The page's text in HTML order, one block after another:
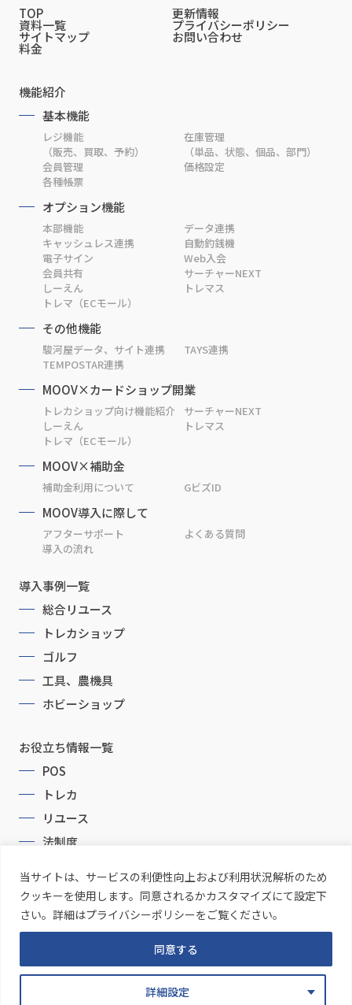
当サイトは、サービスの利便性向上および利用状況解析のため
クッキーを使用します。同意されるかカスタマイズにて設定下
さい。詳細はプライバシーポリシーをご覧ください。
詳細設定
同意する
TOP 更新情報
資料一覧 プライバシーポリシー
サイトマップ お問い合わせ
料金
機能紹介
基本機能
レジ機能
（販売、買取、予約）
在庫管理
（単品、状態、個品、部門）
会員管理
価格設定
各種帳票
オプション機能
本部機能
データ連携
キャッシュレス連携
自動釣銭機
電子サイン
Web入会
会員共有
サーチャーNEXT
しーえん
トレマス
トレマ（ECモール）
その他機能
駿河屋データ、サイト連携
TAYS連携
TEMPOSTAR連携
MOOV×カードショップ開業
トレカショップ向け機能紹介
サーチャーNEXT
しーえん
トレマス
トレマ（ECモール）
MOOV×補助金
補助金利用について GビズID
MOOV導入に際して
アフターサポート
よくある質問
導入の流れ
導入事例一覧
総合リユース
トレカショップ
ゴルフ
工具、農機具
ホビーショップ
お役立ち情報一覧
POS
トレカ
リユース
法制度
Copyright © CommonProducts Inc. All Rights Reserved.